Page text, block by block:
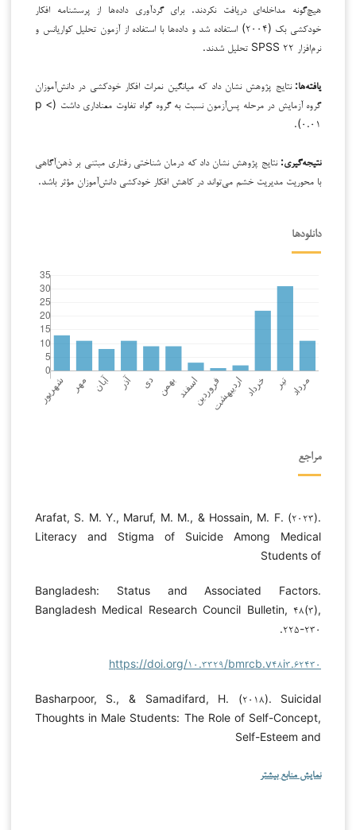
هیچ‌گونه مداخله‌ای دریافت نکردند. برای گردآوری داده‌ها از پرسشنامه افکار
خودکشی بک (۲۰۰۴) استفاده شد و داده‌ها با استفاده از آزمون تحلیل کواریانس و
نرم‌افزار SPSS ۲۲ تحلیل شدند.
یافته‌ها:نتایج پژوهش نشان داد که میانگین نمرات افکار خودکشی در دانش‌آموزان
گروه آزمایش در مرحله پس‌آزمون نسبت به گروه گواه تفاوت معناداری داشت (p <
۰.۰۱).
نتیجه‌گیری: نتایج پژوهش نشان داد که درمان شناختی رفتاری مبتنی بر ذهن‌آگاهی
با محوریت مدیریت خشم می‌تواند در کاهش افکار خودکشی دانش‌آموزان مؤثر باشد.
دانلودها
مراجع
Arafat, S. M. Y., Maruf, M. M., & Hossain, M. F. (۲۰۲۳).
Literacy and Stigma of Suicide Among Medical
Students of
Bangladesh: Status and Associated Factors.
Bangladesh Medical Research Council Bulletin, ۴۸(۳),
۲۲۵-۲۳۰.
https://doi.org/۱۰.۳۳۲۹/bmrcb.v۴۸i۳.۶۲۴۳۰
Basharpoor, S., & Samadifard, H. (۲۰۱۸). Suicidal
Thoughts in Male Students: The Role of Self-Concept,
Self-Esteem and
نمایش منابع بیشتر